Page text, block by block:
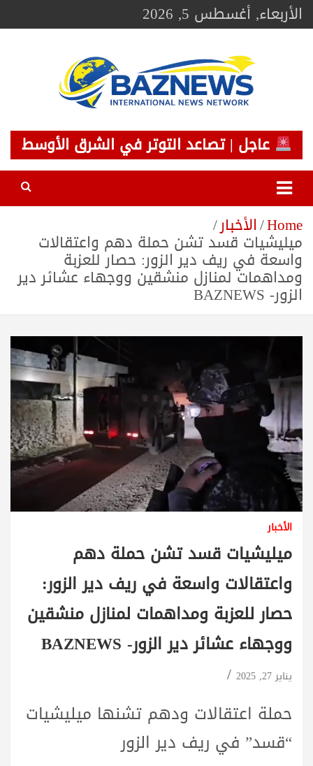
Skip
toالأربعاء, أغسطس 5, 2026
BAZNEWS
شبكة باز الإخبارية
عاجل | تصاعد التوتر في الشرق الأوسط
Home الأخبار
ميليشيات قسد تشن حملة دهم واعتقالات
واسعة في ريف دير الزور: حصار للعزبة
ومداهمات لمنازل منشقين ووجهاء عشائر دير
الزور- BAZNEWS
الأخبار
ميليشيات قسد تشن حملة دهم
واعتقالات واسعة في ريف دير الزور:
حصار للعزبة ومداهمات لمنازل منشقين
ووجهاء عشائر دير الزور- BAZNEWS
يناير 27, 2025
حملة اعتقالات ودهم تشنها ميليشيات
“قسد” في ريف دير الزور